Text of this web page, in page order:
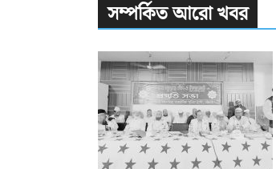
সম্পর্কিত আরো খবর